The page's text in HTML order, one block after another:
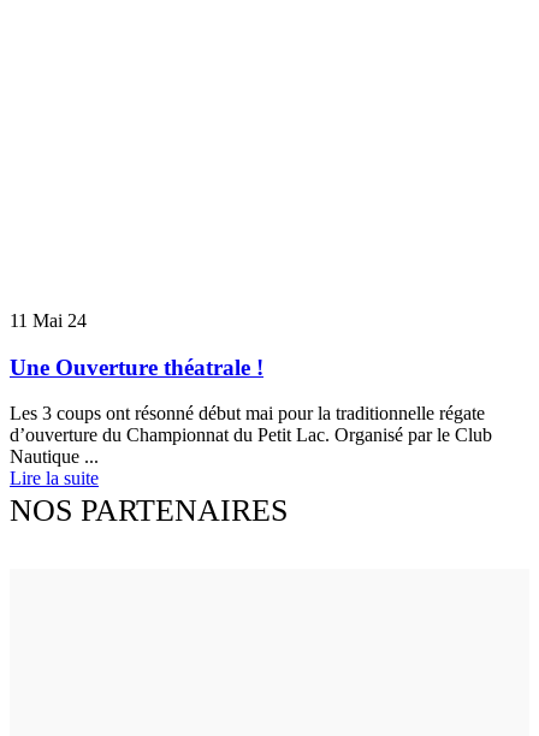
11 Mai 24
Une Ouverture théatrale !
Les 3 coups ont résonné début mai pour la traditionnelle régate
d’ouverture du Championnat du Petit Lac. Organisé par le Club
Nautique ...
Lire la suite
NOS PARTENAIRES